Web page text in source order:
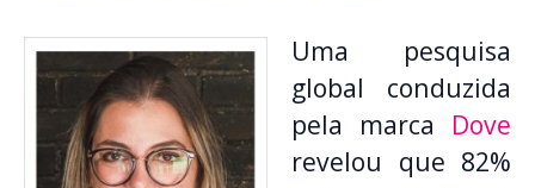
Uma pesquisa
global conduzida
pela marca Dove
revelou que 82%